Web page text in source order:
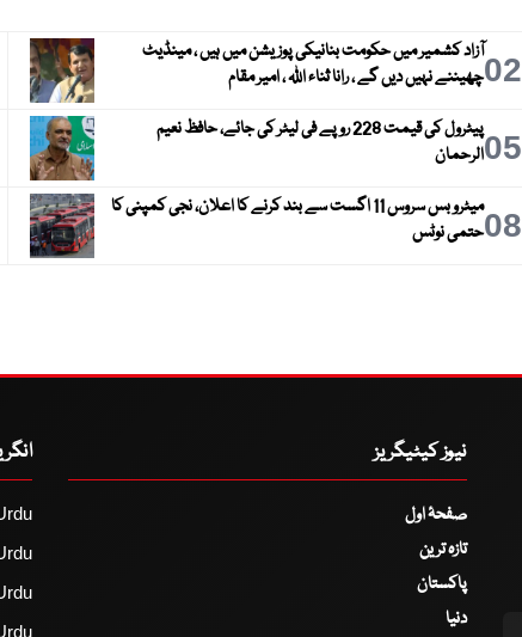
02آزاد کشمیر میں حکومت بنانیکی پوزیشن میں ہیں ، مینڈیٹ
چھیننے نہیں دیں گے ، رانا ثناء اللہ ، امیر مقام
05
پیٹرول کی قیمت 228 روپے فی لیٹر کی جائے، حافظ نعیم
الرحمان
08
میٹرو بس سروس 11 اگست سے بند کرنے کا اعلان، نجی کمپنی کا
حتمی نوٹس
نیوز کیٹیگریز
صفحۂ اول
تازہ ترین
پاکستان
دنیا